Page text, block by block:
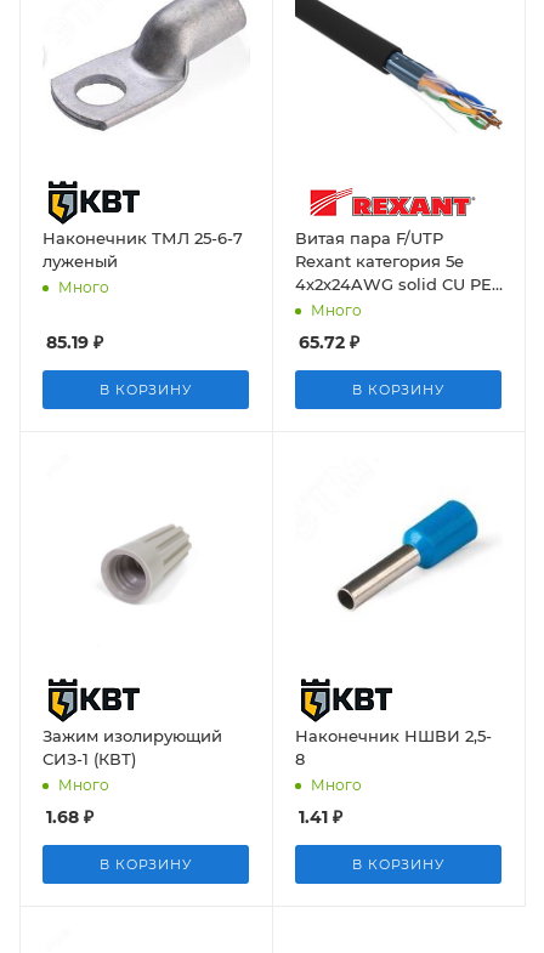
Наконечник ТМЛ 25-6-7
луженый
Много
85.19 ₽
В КОРЗИНУ
Витая пара F/UTP
Rexant категория 5e
4х2х24AWG solid CU PE
OUTDOOR черн 305м
Много
65.72 ₽
В КОРЗИНУ
Зажим изолирующий
СИЗ-1 (КВТ)
Много
1.68 ₽
В КОРЗИНУ
Наконечник НШВИ 2,5-
8
Много
1.41 ₽
В КОРЗИНУ